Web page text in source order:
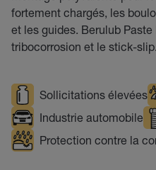
fortement chargés, les
et les guides. Berulub Paste
tribocorrosion et le stick-slip.
Sollicitations élevées
Industrie automobile
Protection contre la